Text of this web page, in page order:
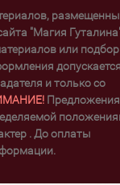
"Магия
или
и только со
. До оплаты